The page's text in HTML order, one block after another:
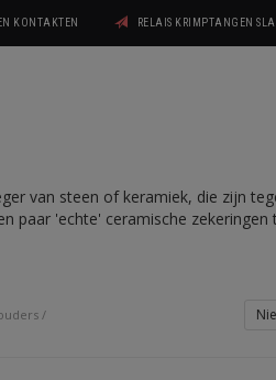
KONTAKTEN RELAIS KRIMPTANGEN
van steen of keramiek, die zijn
paar 'echte' ceramische zekeringen
/